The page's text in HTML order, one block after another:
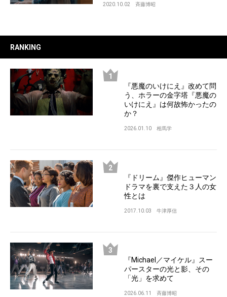
2020.10.02 斉藤博昭
RANKING
『悪魔のいけにえ』改めて問
う、ホラーの金字塔『悪魔の
いけにえ』は何故怖かったの
か？
2026.01.10 相馬学
『ドリーム』傑作ヒューマン
ドラマを裏で支えた３人の女
性とは
2017.10.03 牛津厚信
『Michael／マイケル』スー
パースターの光と影、その
「光」を求めて
2026.06.11 斉藤博昭